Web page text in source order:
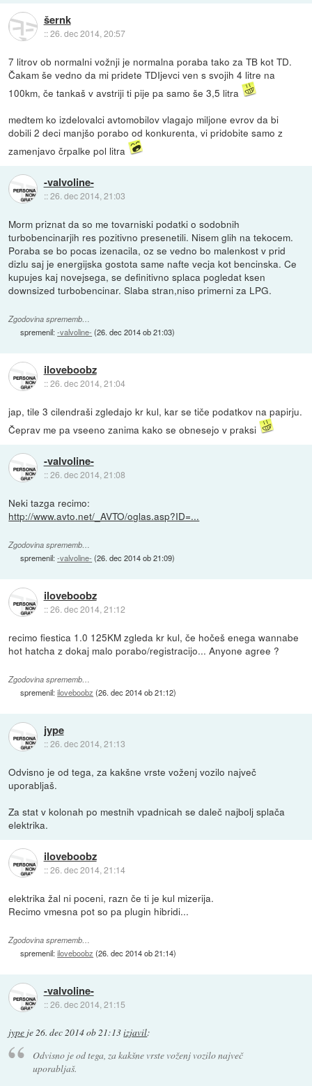
šernk
::26. dec 2014, 20:57
7 litrov ob normalni vožnji je normalna poraba tako za TB kot TD.
Čakam še vedno da mi pridete TDIjevci ven s svojih 4 litre na
100km, če tankaš v avstriji ti pije pa samo še 3,5 litra
medtem ko izdelovalci avtomobilov vlagajo miljone evrov da bi
dobili 2 deci manjšo porabo od konkurenta, vi pridobite samo z
zamenjavo črpalke pol litra
-valvoline-
::26. dec 2014, 21:03
Morm priznat da so me tovarniski podatki o sodobnih
turbobencinarjih res pozitivno presenetili. Nisem glih na tekocem.
Poraba se bo pocas izenacila, oz se vedno bo malenkost v prid
dizlu saj je energijska gostota same nafte vecja kot bencinska. Ce
kupujes kaj novejsega, se definitivno splaca pogledat ksen
downsized turbobencinar. Slaba stran,niso primerni za LPG.
Zgodovina sprememb…
spremenil:-valvoline- (26. dec 2014 ob 21:03)
iloveboobz
::26. dec 2014, 21:04
jap, tile 3 cilendraši zgledajo kr kul, kar se tiče podatkov na papirju.
Čeprav me pa vseeno zanima kako se obnesejo v praksi
-valvoline-
::26. dec 2014, 21:08
Neki tazga recimo:
http://www.avto.net/_AVTO/oglas.asp?ID=...
Zgodovina sprememb…
spremenil:-valvoline- (26. dec 2014 ob 21:09)
iloveboobz
::26. dec 2014, 21:12
recimo fiestica 1.0 125KM zgleda kr kul, če hočeš enega wannabe
hot hatcha z dokaj malo porabo/registracijo... Anyone agree ?
Zgodovina sprememb…
spremenil:iloveboobz (26. dec 2014 ob 21:12)
jype
::26. dec 2014, 21:13
Odvisno je od tega, za kakšne vrste voženj vozilo največ
uporabljaš.
Za stat v kolonah po mestnih vpadnicah se daleč najbolj splača
elektrika.
iloveboobz
::26. dec 2014, 21:14
elektrika žal ni poceni, razn če ti je kul mizerija.
Recimo vmesna pot so pa plugin hibridi...
Zgodovina sprememb…
spremenil:iloveboobz (26. dec 2014 ob 21:14)
-valvoline-
::26. dec 2014, 21:15
jype je26. dec 2014 ob 21:13izjavil:
Odvisno je od tega, za kakšne vrste voženj vozilo največ
uporabljaš.